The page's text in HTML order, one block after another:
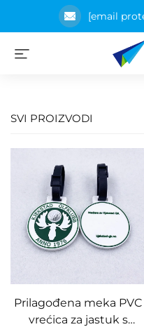
[email
SVI PROIZVODI
Prilagođena meka PVC
vrećica za jastuk s